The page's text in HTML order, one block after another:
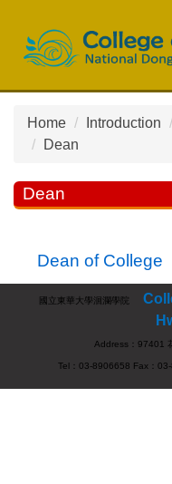
the
blockHome Introduction
Dean
Dean
Dean of College
國立東華大學洄瀾學院
Address：97401
Tel：03-8906658 Fax：